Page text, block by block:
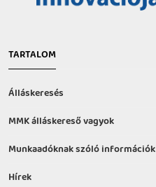
TARTALOM
Álláskeresés
MMK álláskereső vagyok
Munkaadóknak szóló információk
Hírek